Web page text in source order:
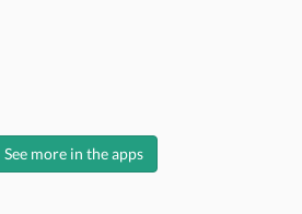
See more in the apps